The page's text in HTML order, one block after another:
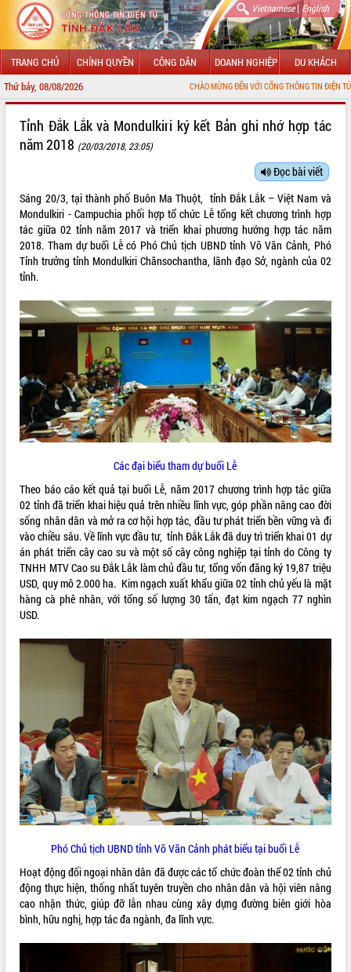
Vietnamese| English
TRANG CHỦ CHÍNH QUYỀN CÔNG DÂN DOANH NGHIỆP DU KHÁCH
Thứ bảy, 08/08/2026 CHÀO MỪNG ĐẾN VỚI CỔNG THÔNG TIN ĐIỆN TỬ TỈNH ĐẮK LẮK
LÃNH ĐẠO UBND TỈNH
SỞ, BAN, NGÀNH
UBND CÁC XÃ, PHƯỜNG
THÔNG TIN CHỈ ĐẠO ĐIỀU HÀNH
HỆ THỐNG VĂN BẢN
VĂN BẢN HĐND TỈNH
ĐIỂM TIN VĂN BẢN
QUY HOẠCH - KẾ HOẠCH
VIDEO
Loading the player...
Khám bệnh, cấp phát thuốc miễn phí
và tặng quà người dân xã Cư Pui
Hội nghị UBND tỉnh Đắk Lắk thường kỳ
tháng 7/2026
Lễ truy tặng danh hiệu “Bà Mẹ Việt
Nam Anh hùng” và trao Huân chương
Lao động
UBND tỉnh Đắk Lắk triển khai nhiệm
vụ 6 tháng cuối năm 2026
tỉnh khóa XI quyết nghị nhiều nội dung
ALBUM ẢNH
Tỉnh Đắk Lắk và Mondulkiri ký kết Bản ghi nhớ hợp tác
năm 2018 (20/03/2018, 23:05)
Đọc bài viết
Sáng 20/3, tại thành phố Buôn Ma Thuột, tỉnh Đắk Lắk – Việt Nam và
Mondulkiri - Campuchia phối hợp tổ chức Lễ tổng kết chương trình hợp
tác giữa 02 tỉnh năm 2017 và triển khai phương hướng hợp tác năm
2018. Tham dự buổi Lễ có Phó Chủ tịch UBND tỉnh Võ Văn Cảnh, Phó
Tỉnh trưởng tỉnh Mondulkiri Chănsochantha, lãnh đạo Sở, ngành của 02
tỉnh.
Các đại biểu tham dự buổi Lễ
Theo báo cáo kết quả tại buổi Lễ, năm 2017 chương trình hợp tác giữa
02 tỉnh đã triển khai hiệu quả trên nhiều lĩnh vực, góp phần nâng cao đời
sống nhân dân và mở ra cơ hội hợp tác, đầu tư phát triển bền vững và đi
vào chiều sâu. Về lĩnh vực đầu tư, tỉnh Đắk Lắk đã duy trì triển khai 01 dự
án phát triển cây cao su và một số cây công nghiệp tại tỉnh do Công ty
TNHH MTV Cao su Đắk Lắk làm chủ đầu tư, tổng vốn đăng ký 19,87 triệu
USD, quy mô 2.000 ha. Kim ngạch xuất khẩu giữa 02 tỉnh chủ yếu là mặt
hàng cà phê nhân, với tổng số lượng 30 tấn, đạt kim ngạch 77 nghìn
USD.
Phó Chủ tịch UBND tỉnh Võ Văn Cảnh phát biểu tại buổi Lễ
Hoạt động đối ngoại nhân dân đã được các tổ chức đoàn thể 02 tỉnh chủ
động thực hiện, thống nhất tuyên truyền cho nhân dân và hội viên nâng
cao nhận thức, giúp đỡ lẫn nhau cùng xây dựng đường biên giới hòa
bình, hữu nghị, hợp tác đa ngành, đa lĩnh vực.